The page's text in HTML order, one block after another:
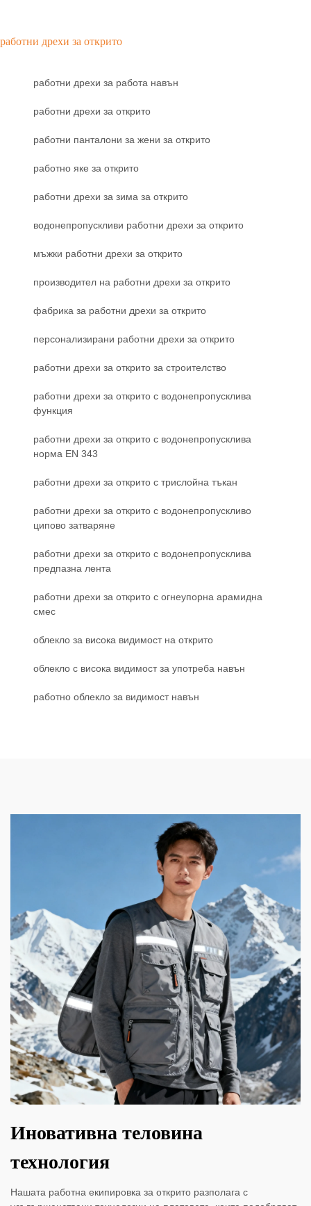
работни дрехи за открито
работни дрехи за работа навън
работни дрехи за открито
работни панталони за жени за открито
работно яке за открито
работни дрехи за зима за открито
водонепропускливи работни дрехи за открито
мъжки работни дрехи за открито
производител на работни дрехи за открито
фабрика за работни дрехи за открито
персонализирани работни дрехи за открито
работни дрехи за открито за строителство
работни дрехи за открито с водонепропусклива
функция
работни дрехи за открито с водонепропусклива
норма EN 343
работни дрехи за открито с трислойна тъкан
работни дрехи за открито с водонепропускливо
ципово затваряне
работни дрехи за открито с водонепропусклива
предпазна лента
работни дрехи за открито с огнеупорна арамидна
смес
облекло за висока видимост на открито
облекло с висока видимост за употреба навън
работно облекло за видимост навън
Иновативна теловина
технология
Нашата работна екипировка за открито разполага с